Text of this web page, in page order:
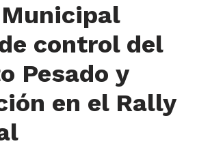
control del
Pesado y
en el Rally